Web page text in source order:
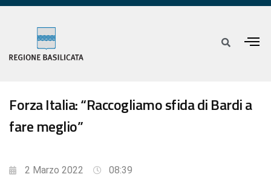
Forza Italia: “Raccogliamo sfida di Bardi a
fare meglio”
2 Marzo 2022 08:39